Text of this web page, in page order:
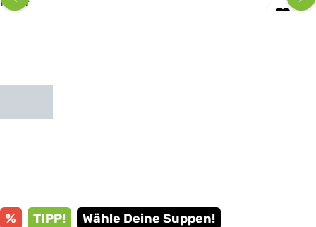
% TIPP! Wähle Deine Suppen!